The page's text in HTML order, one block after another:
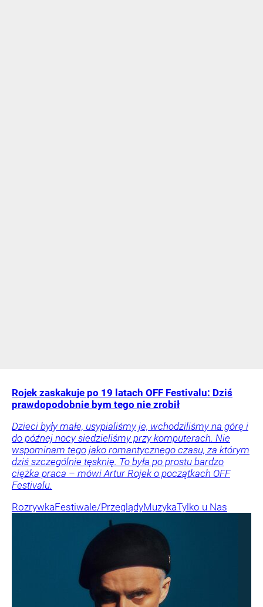
Rojek zaskakuje po 19 latach OFF Festivalu: Dziś
prawdopodobnie bym tego nie zrobił
Dzieci były małe, usypialiśmy je, wchodziliśmy na górę i
do późnej nocy siedzieliśmy przy komputerach. Nie
wspominam tego jako romantycznego czasu, za którym
dziś szczególnie tęsknię. To była po prostu bardzo
ciężka praca – mówi Artur Rojek o początkach OFF
Festivalu.
RozrywkaFestiwale/PrzeglądyMuzykaTylko u Nas